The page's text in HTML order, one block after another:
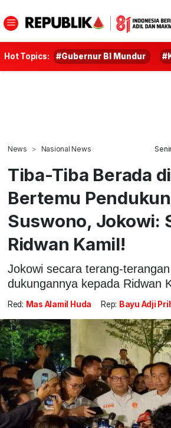
Hot Topics: #Gubernur BI Mundur
News Nasional News
Tiba-Tiba Berada
Bertemu
Suswono, Jokowi:
Ridwan Kamil!
Jokowi secara terang-
dukungannya kepada Ridwan
Red: Mas Alamil Huda Rep: Bayu Adji